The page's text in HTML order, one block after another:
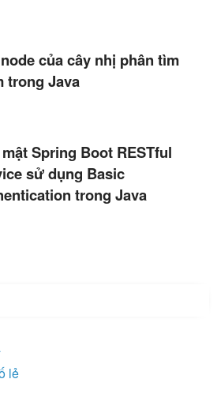
của cây nhị phân tìm
trong Java
Spring Boot RESTful
sử dụng Basic
trong Java
lẻ